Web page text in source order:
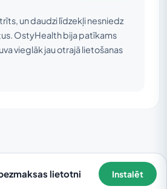
un daudzi līdzekļi nesniedz
OstyHealth bija patīkams
vieglāk jau otrajā lietošanas
lietotni Instalēt